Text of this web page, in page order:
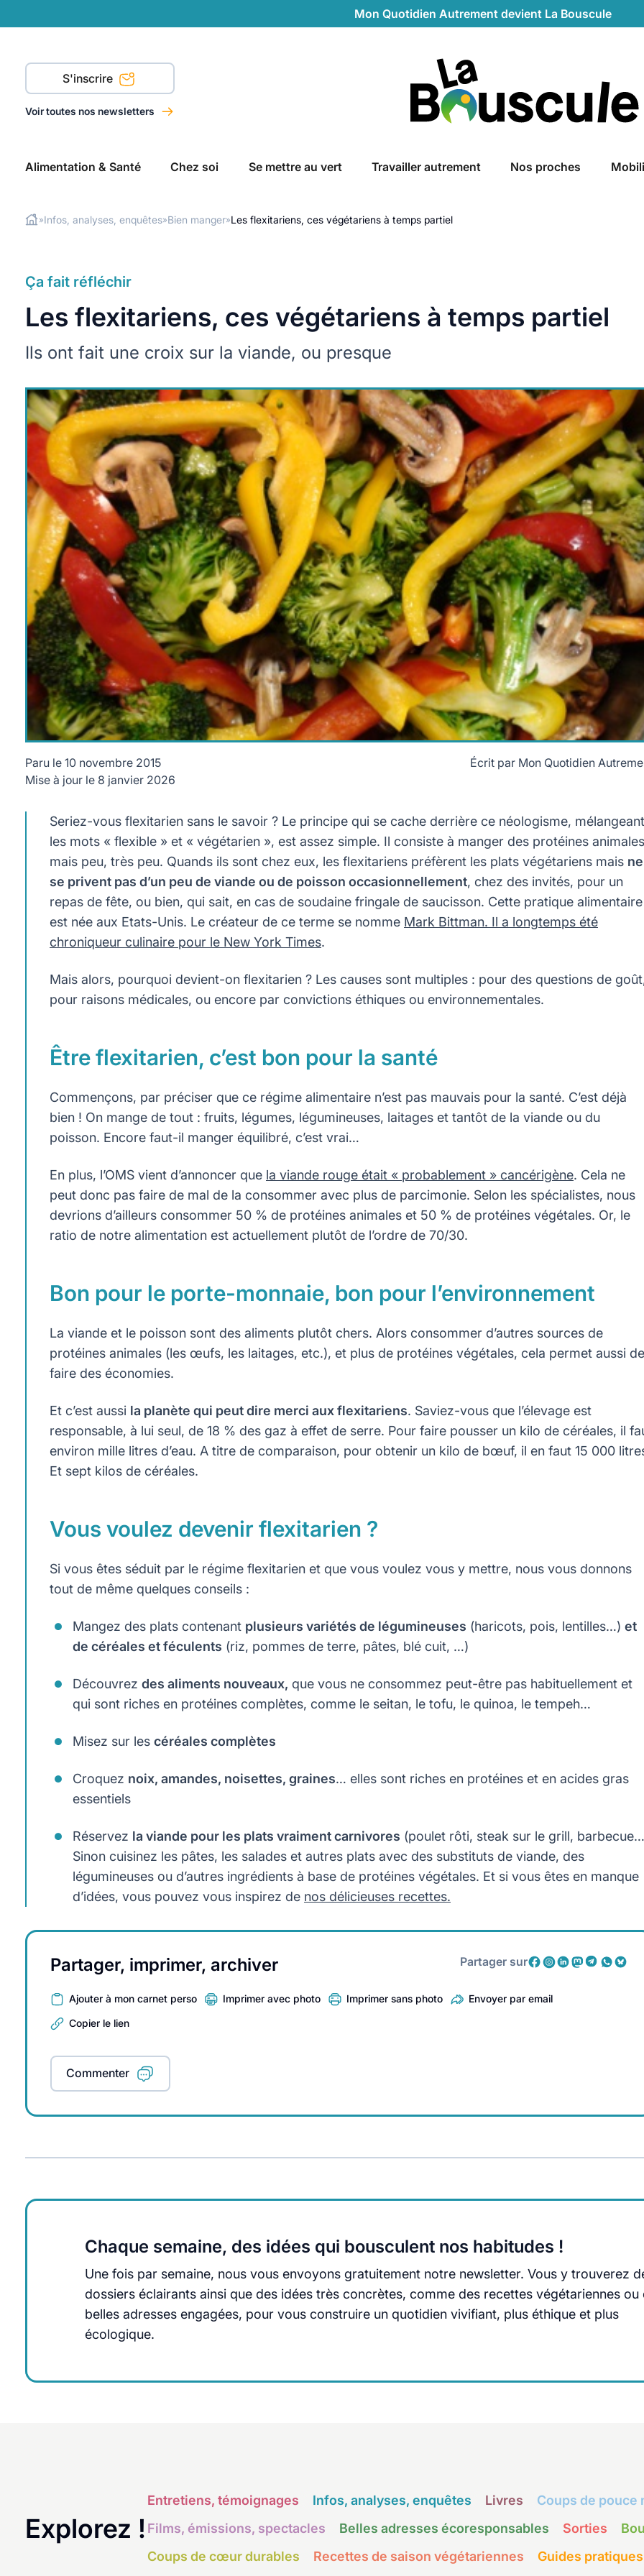
Mon Quotidien Autrement devient La Bouscule
S'inscrire
Voir toutes nos newsletters
Alimentation & Santé
Chez soi Se mettre au vert Travailler autrement Nos proches
»Infos, analyses, enquêtes»Bien manger»Les flexitariens, ces végétariens à temps partiel
Ça fait réfléchir
Les flexitariens, ces végétariens à temps partiel
Ils ont fait une croix sur la viande, ou presque
Paru le 10 novembre 2015
Mise à jour le 8 janvier 2026
Écrit par Mon Quotidien
Seriez-vous flexitarien sans le savoir ? Le principe qui se cache derrière ce néologisme, mélangeant
les mots « flexible » et « végétarien », est assez simple. Il consiste à manger des protéines
mais peu, très peu. Quands ils sont chez eux, les flexitariens préfèrent les plats végétariens mais ne
se privent pas d’un peu de viande ou de poisson occasionnellement, chez des invités, pour un
repas de fête, ou bien, qui sait, en cas de soudaine fringale de saucisson. Cette pratique alimentaire
est née aux Etats-Unis. Le créateur de ce terme se nomme Mark Bittman. Il a longtemps été
chroniqueur culinaire pour le New York Times.
Mais alors, pourquoi devient-on flexitarien ? Les causes sont multiples : pour des questions de
pour raisons médicales, ou encore par convictions éthiques ou environnementales.
Être flexitarien, c’est bon pour la santé
Commençons, par préciser que ce régime alimentaire n’est pas mauvais pour la santé. C’est déjà
bien ! On mange de tout : fruits, légumes, légumineuses, laitages et tantôt de la viande ou du
poisson. Encore faut-il manger équilibré, c’est vrai…
En plus, l’OMS vient d’annoncer que la viande rouge était « probablement » cancérigène. Cela ne
peut donc pas faire de mal de la consommer avec plus de parcimonie. Selon les spécialistes, nous
devrions d’ailleurs consommer 50 % de protéines animales et 50 % de protéines végétales. Or, le
ratio de notre alimentation est actuellement plutôt de l’ordre de 70/30.
Bon pour le porte-monnaie, bon pour l’environnement
La viande et le poisson sont des aliments plutôt chers. Alors consommer d’autres sources de
protéines animales (les œufs, les laitages, etc.), et plus de protéines végétales, cela permet aussi de
faire des économies.
Et c’est aussi la planète qui peut dire merci aux flexitariens. Saviez-vous que l’élevage est
responsable, à lui seul, de 18 % des gaz à effet de serre. Pour faire pousser un kilo de céréales, il
environ mille litres d’eau. A titre de comparaison, pour obtenir un kilo de bœuf, il en faut 15 000
Et sept kilos de céréales.
Vous voulez devenir flexitarien ?
Si vous êtes séduit par le régime flexitarien et que vous voulez vous y mettre, nous vous donnons
tout de même quelques conseils :
Mangez des plats contenant plusieurs variétés de légumineuses (haricots, pois, lentilles…) et
de céréales et féculents (riz, pommes de terre, pâtes, blé cuit, …)
Découvrez des aliments nouveaux, que vous ne consommez peut-être pas habituellement et
qui sont riches en protéines complètes, comme le seitan, le tofu, le quinoa, le tempeh…
Misez sur les céréales complètes
Croquez noix, amandes, noisettes, graines… elles sont riches en protéines et en acides gras
essentiels
Réservez la viande pour les plats vraiment carnivores (poulet rôti, steak sur le grill,
Sinon cuisinez les pâtes, les salades et autres plats avec des substituts de viande, des
légumineuses ou d’autres ingrédients à base de protéines végétales. Et si vous êtes en manque
d’idées, vous pouvez vous inspirez de nos délicieuses recettes.
Partager, imprimer, archiver Partager sur
Ajouter à mon carnet perso Imprimer avec photo Imprimer sans photo Envoyer par email
Copier le lien
Commenter
Chaque semaine, des idées qui bousculent nos habitudes !
Une fois par semaine, nous vous envoyons gratuitement notre newsletter. Vous y trouverez
dossiers éclairants ainsi que des idées très concrètes, comme des recettes végétariennes ou
belles adresses engagées, pour vous construire un quotidien vivifiant, plus éthique et plus
écologique.
Explorez !
Entretiens, témoignages Infos, analyses, enquêtes Livres
Coups de pouce
Films, émissions, spectacles
Belles adresses écoresponsables Sorties
Coups de cœur durables
Recettes de saison végétariennes Guides